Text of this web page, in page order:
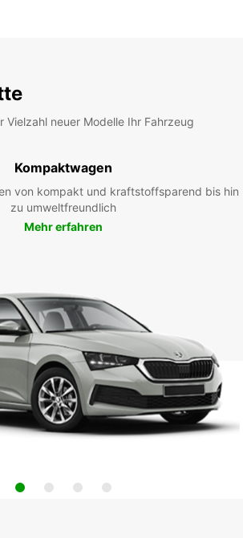
Vielzahl neuer Modelle Ihr Fahrzeug
Kompaktwagen
von kompakt und kraftstoffsparend bis hin
zu umweltfreundlich
Mehr erfahren